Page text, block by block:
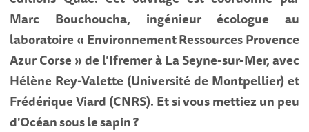
Marc Bouchoucha, ingénieur écologue au
laboratoire « Environnement Ressources Provence
Azur Corse » de l’Ifremer à La Seyne-sur-Mer, avec
Hélène Rey-Valette (Université de Montpellier) et
Frédérique Viard (CNRS). Et si vous mettiez un peu
d'Océan sous le sapin ?